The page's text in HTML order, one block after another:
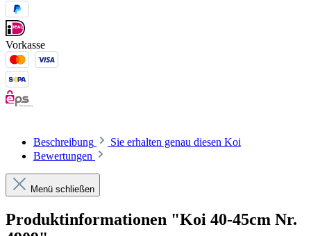
Vorkasse
Beschreibung
Sie erhalten genau diesen Koi
Bewertungen
Menü schließen
Produktinformationen "Koi 40-45cm Nr.